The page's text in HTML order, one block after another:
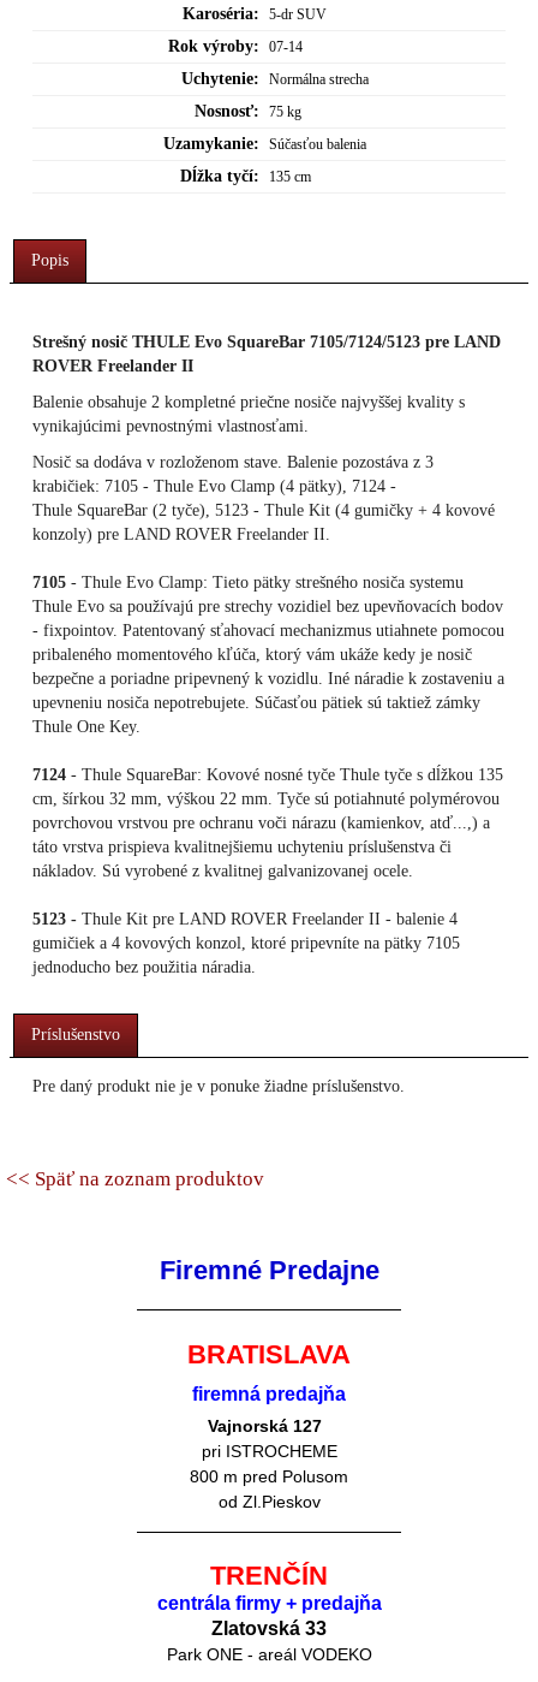
Karoséria: 5-dr SUV
Rok výroby: 07-14
Uchytenie: Normálna strecha
Nosnosť: 75 kg
Uzamykanie: Súčasťou balenia
Dĺžka tyčí: 135 cm
Popis
Strešný nosič THULE Evo SquareBar 7105/7124/5123 pre LAND
ROVER Freelander II
Balenie obsahuje 2 kompletné priečne nosiče najvyššej kvality s
vynikajúcimi pevnostnými vlastnosťami.
Nosič sa dodáva v rozloženom stave. Balenie pozostáva z 3
krabičiek: 7105 - Thule Evo Clamp (4 pätky), 7124 -
Thule SquareBar (2 tyče), 5123 - Thule Kit (4 gumičky + 4 kovové
konzoly) pre LAND ROVER Freelander II.
7105 - Thule Evo Clamp: Tieto pätky strešného nosiča systemu
Thule Evo sa používajú pre strechy vozidiel bez upevňovacích bodov
- fixpointov. Patentovaný sťahovací mechanizmus utiahnete pomocou
pribaleného momentového kľúča, ktorý vám ukáže kedy je nosič
bezpečne a poriadne pripevnený k vozidlu. Iné náradie k zostaveniu a
upevneniu nosiča nepotrebujete. Súčasťou pätiek sú taktiež zámky
Thule One Key.
7124 - Thule SquareBar: Kovové nosné tyče Thule tyče s dĺžkou 135
cm, šírkou 32 mm, výškou 22 mm. Tyče sú potiahnuté polymérovou
povrchovou vrstvou pre ochranu voči nárazu (kamienkov, atď...,) a
táto vrstva prispieva kvalitnejšiemu uchyteniu príslušenstva či
nákladov. Sú vyrobené z kvalitnej galvanizovanej ocele.
5123 -Thule Kit pre LAND ROVER Freelander II - balenie 4
gumičiek a 4 kovových konzol, ktoré pripevníte na pätky 7105
jednoducho bez použitia náradia.
Príslušenstvo
Pre daný produkt nie je v ponuke žiadne príslušenstvo.
<< Späť na zoznam produktov
Firemné Predajne
BRATISLAVA
firemná predajňa
Vajnorská 127
pri ISTROCHEME
800 m pred Polusom
od Zl.Pieskov
TRENČÍN
centrála firmy + predajňa
Zlatovská 33
Park ONE - areál VODEKO